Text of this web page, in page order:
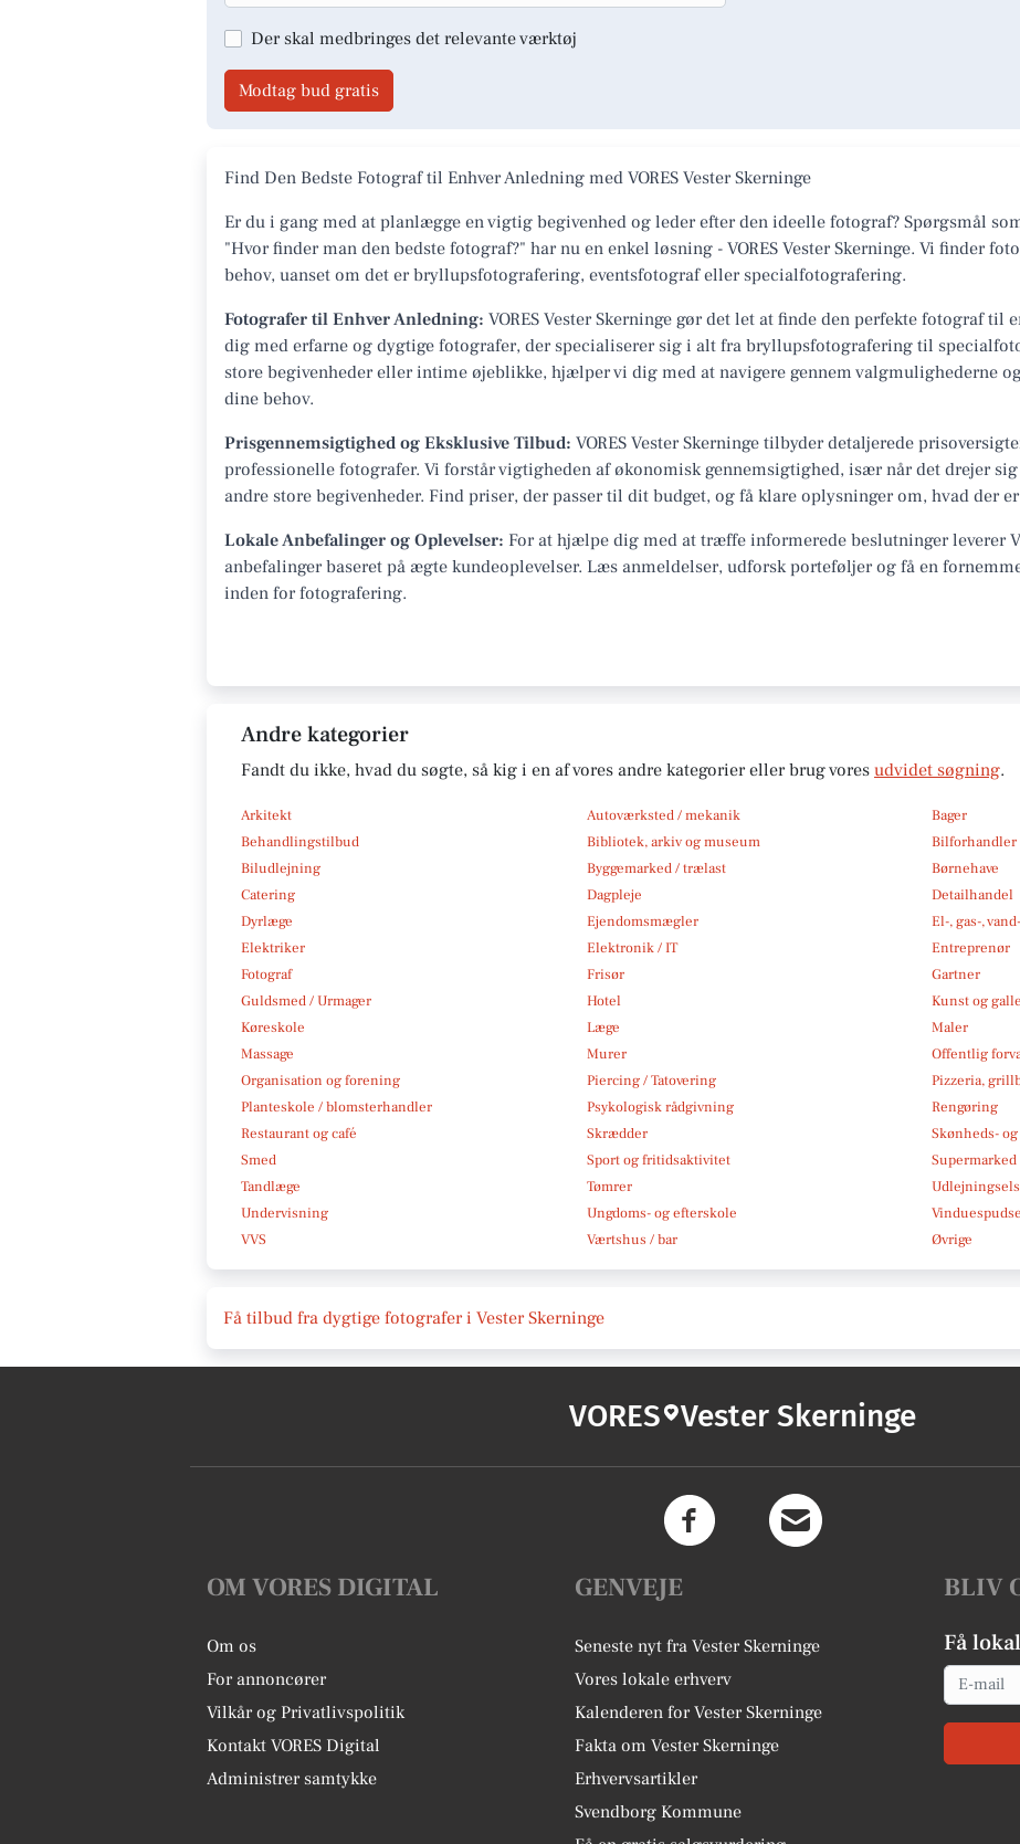
Der skal medbringes det relevante værktøj
Modtag bud gratis
Find Den Bedste Fotograf til Enhver Anledning med VORES Vester Skerninge
Er du i gang med at planlægge en vigtig begivenhed og leder efter den ideelle fotograf? Spørgsmål
"Hvor finder man den bedste fotograf?" har nu en enkel løsning - VORES Vester Skerninge. Vi finder
behov, uanset om det er bryllupsfotografering, eventsfotograf eller specialfotografering.
Fotografer til Enhver Anledning: VORES Vester Skerninge gør det let at finde den perfekte fotograf
dig med erfarne og dygtige fotografer, der specialiserer sig i alt fra bryllupsfotografering til
store begivenheder eller intime øjeblikke, hjælper vi dig med at navigere gennem valgmulighederne
dine behov.
Prisgennemsigtighed og Eksklusive Tilbud: VORES Vester Skerninge tilbyder detaljerede
professionelle fotografer. Vi forstår vigtigheden af økonomisk gennemsigtighed, især når det drejer
andre store begivenheder. Find priser, der passer til dit budget, og få klare oplysninger om, hvad der
Lokale Anbefalinger og Oplevelser: For at hjælpe dig med at træffe informerede beslutninger leverer
anbefalinger baseret på ægte kundeoplevelser. Læs anmeldelser, udforsk porteføljer og få en
inden for fotografering.
Andre kategorier
Fandt du ikke, hvad du søgte, så kig i en af vores andre kategorier eller brug vores udvidet søgning.
Arkitekt Autoværksted / mekanik
Bager
Behandlingstilbud
Bibliotek, arkiv og museum
Bilforhandler
Biludlejning
Byggemarked / trælast
Børnehave
Catering
Dagpleje
Detailhandel
Dyrlæge
Ejendomsmægler
El-, gas-,
Elektriker
Elektronik / IT
Entreprenør
Fotograf
Frisør
Gartner
Guldsmed / Urmager
Hotel
Kunst og
Køreskole
Læge
Maler
Massage
Murer
Offentlig
Organisation og forening
Piercing / Tatovering
Pizzeria,
Planteskole / blomsterhandler
Psykologisk rådgivning
Rengøring
Restaurant og café
Skrædder
Skønheds-
Smed
Sport og fritidsaktivitet
Supermarked
Tandlæge
Tømrer
Undervisning
Ungdoms- og efterskole
VVS
Værtshus / bar Øvrige
Få tilbud fra dygtige fotografer i Vester Skerninge
VORES Vester Skerninge
OM VORES DIGITAL
Om os
For annoncører
Vilkår og Privatlivspolitik
Kontakt VORES Digital
Administrer samtykke
GENVEJE
Seneste nyt fra Vester Skerninge
Vores lokale erhverv
Kalenderen for Vester Skerninge
Fakta om Vester Skerninge
Erhvervsartikler
Svendborg Kommune
BLIV
Få
Email